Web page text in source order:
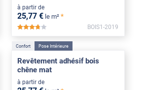
à partir de
25,77 € le m² *
*****
BOIS1-2019
Confort Pose Intérieure
Revêtement adhésif bois
chêne mat
à partir de